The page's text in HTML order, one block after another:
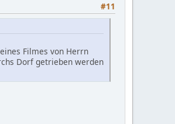
#11
Filmes von Herrn
Dorf getrieben werden